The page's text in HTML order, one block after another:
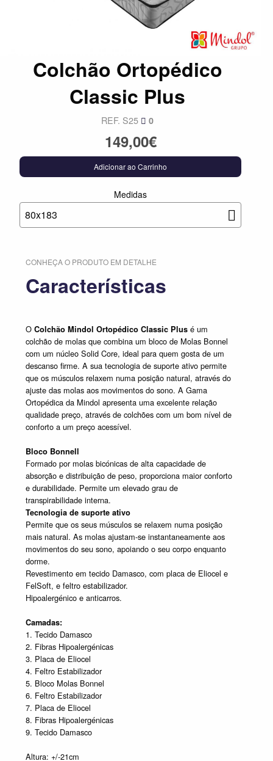
Colchão Ortopédico
Classic Plus
REF. S25 0
149,00€
Adicionar ao Carrinho
Medidas
80x183
CONHEÇA O PRODUTO EM DETALHE
Características
O Colchão Mindol Ortopédico Classic Plus é um
colchão de molas que combina um bloco de Molas Bonnel
com um núcleo Solid Core, ideal para quem gosta de um
descanso firme. A sua tecnologia de suporte ativo permite
que os músculos relaxem numa posição natural, através do
ajuste das molas aos movimentos do sono. A Gama
Ortopédica da Mindol apresenta uma excelente relação
qualidade preço, através de colchões com um bom nível de
conforto a um preço acessível.
Bloco Bonnell
Formado por molas bicónicas de alta capacidade de
absorção e distribuição de peso, proporciona maior conforto
e durabilidade. Permite um elevado grau de
transpirabilidade interna.
Tecnologia de suporte ativo
Permite que os seus músculos se relaxem numa posição
mais natural. As molas ajustam-se instantaneamente aos
movimentos do seu sono, apoiando o seu corpo enquanto
dorme.
Revestimento em tecido Damasco, com placa de Eliocel e
FelSoft, e feltro estabilizador.
Hipoalergénico e anticarros.
Camadas:
1. Tecido Damasco
2. Fibras Hipoalergénicas
3. Placa de Eliocel
4. Feltro Estabilizador
5. Bloco Molas Bonnel
6. Feltro Estabilizador
7. Placa de Eliocel
8. Fibras Hipoalergénicas
9. Tecido Damasco
Altura: +/-21cm